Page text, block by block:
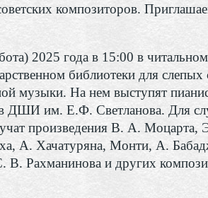
композиторов.
2025 года в 15:00 в читальном
библиотеки для слепых
музыки. На нем выступят
ДШИ им. Е.Ф. Светланова. Для
произведения В. А. Моцарта,
А. Хачатуряна, Монти, А.
В. Рахманинова и других